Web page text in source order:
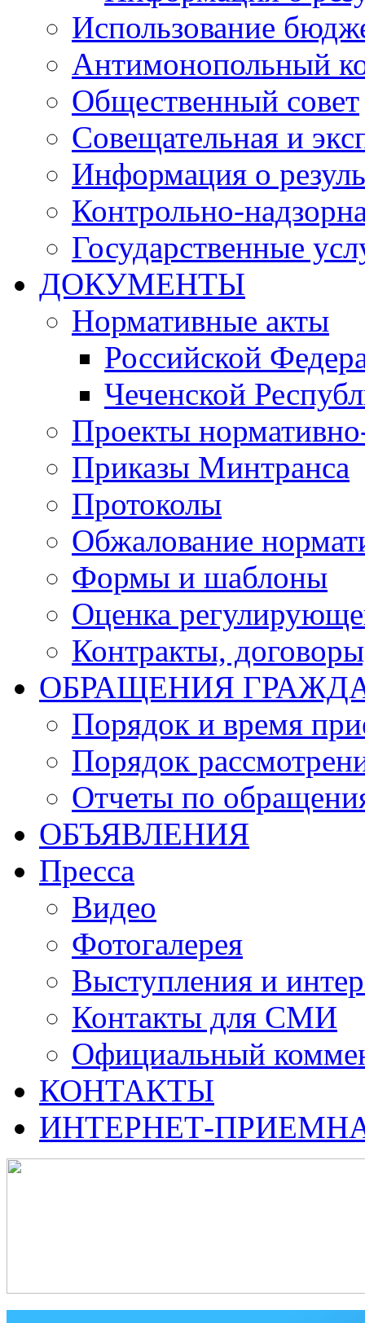
Использование
Антимонопольный
Общественный совет
Совещательная и
Информация о
Контрольно-
Государственные
ДОКУМЕНТЫ
Нормативные акты
Российской
Чеченской
Проекты
Приказы Минтранса
Протоколы
Обжалование
Формы и шаблоны
Оценка
Контракты,
ОБРАЩЕНИЯ
Порядок и время
Порядок
Отчеты по
ОБЪЯВЛЕНИЯ
Пресса
Видео
Фотогалерея
Выступления и
Контакты для СМИ
Официальный
КОНТАКТЫ
ИНТЕРНЕТ-